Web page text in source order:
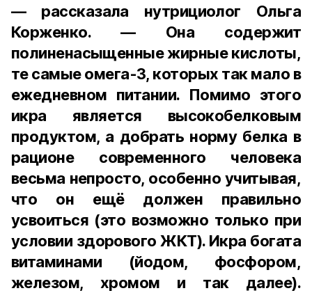
— рассказала нутрициолог Ольга
Корженко. — Она содержит
полиненасыщенные жирные кислоты,
те самые омега-3, которых так мало в
ежедневном питании. Помимо этого
икра является высокобелковым
продуктом, а добрать норму белка в
рационе современного человека
весьма непросто, особенно учитывая,
что он ещё должен правильно
усвоиться (это возможно только при
условии здорового ЖКТ). Икра богата
витаминами (йодом, фосфором,
железом, хромом и так далее).